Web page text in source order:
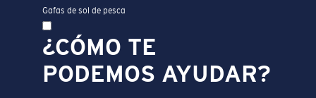
Gafas de sol de pesca
¿CÓMO TE
PODEMOS AYUDAR?